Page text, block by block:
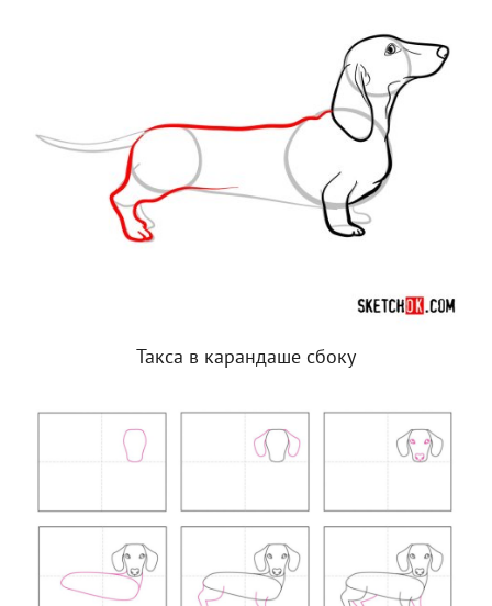
Такса в карандаше сбоку